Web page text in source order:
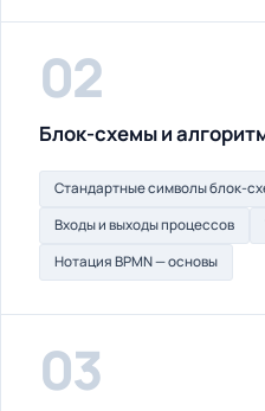
02
Блок-схемы и
Стандартные символы блок-
Входы и выходы процессов
Нотация BPMN — основы
03